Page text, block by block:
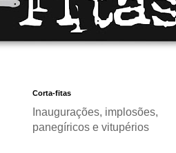
Corta-fitas
Inaugurações, implosões,
panegíricos e vitupérios